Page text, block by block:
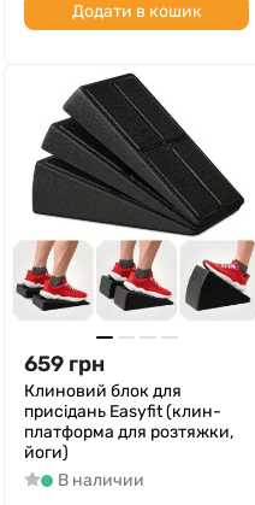
Додати в кошик
659 грн
Клиновий блок для
присідань Easyfit (клин-
платформа для розтяжки,
йоги)
В наличии